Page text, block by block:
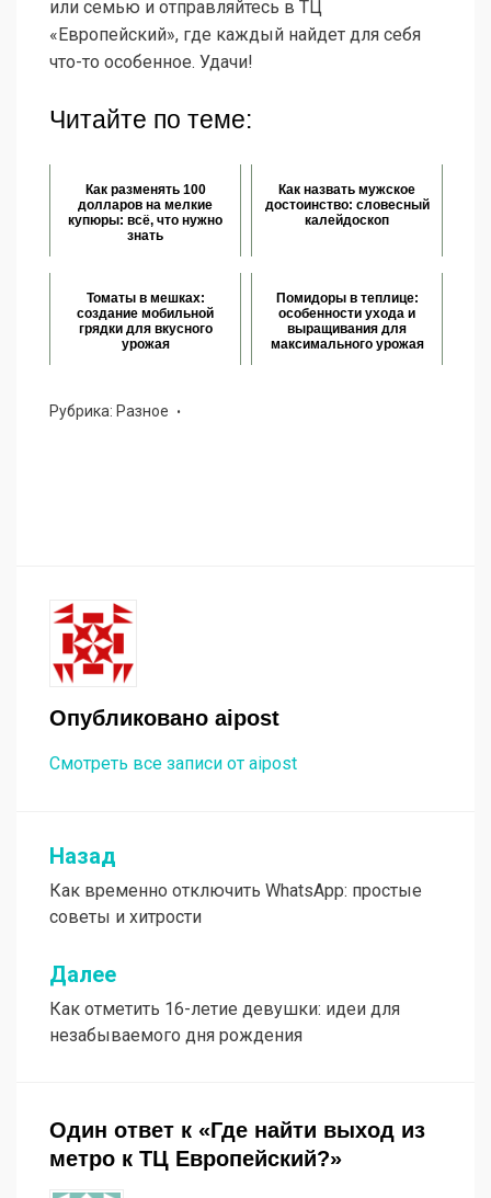
или семью и отправляйтесь в ТЦ
«Европейский», где каждый найдет для себя
что-то особенное. Удачи!
Читайте по теме:
Как разменять 100
долларов на мелкие
купюры: всё, что нужно
знать
Как назвать мужское
достоинство: словесный
калейдоскоп
Томаты в мешках:
создание мобильной
грядки для вкусного
урожая
Помидоры в теплице:
особенности ухода и
выращивания для
максимального урожая
Рубрика: Разное
Опубликовано aipost
Смотреть все записи от aipost
Навигация
по
записям
Назад
Как временно отключить WhatsApp: простые
советы и хитрости
Далее
Как отметить 16-летие девушки: идеи для
незабываемого дня рождения
Один ответ к «Где найти выход из
метро к ТЦ Европейский?»